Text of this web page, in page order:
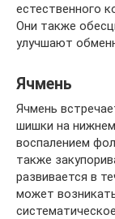
естественного
Они также
улучшают
Ячмень
Ячмень
шишки на
воспалением
также
развивается в
может